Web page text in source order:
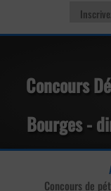
Concours
Bourges -
Concours de